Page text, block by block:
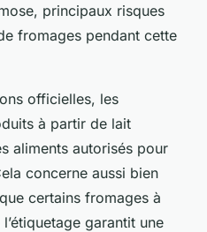
principaux risques
fromages pendant cette
officielles, les
à partir de lait
aliments autorisés pour
concerne aussi bien
certains fromages à
garantit une